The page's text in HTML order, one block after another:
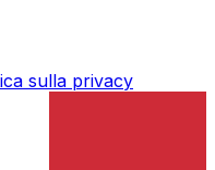
sulla privacy